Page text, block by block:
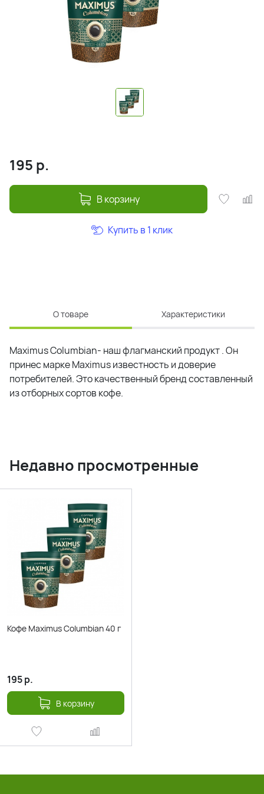
195 р.
В корзину
Купить в 1 клик
О товаре Характеристики
Maximus Columbian- наш флагманский продукт . Он
принес марке Maximus известность и доверие
потребителей. Это качественный бренд составленный
из отборных сортов кофе.
Недавно просмотренные
Кофе Maximus Columbian 40 г
195р.
В корзину